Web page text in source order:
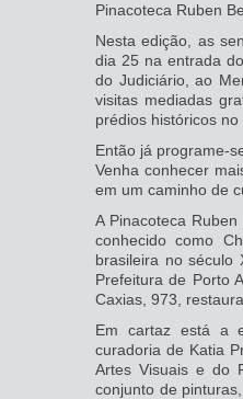
Pinacoteca Ruben
Nesta edição, as
dia 25 na entrada
do Judiciário, ao
visitas mediadas
prédios históricos
Então já programe-
Venha conhecer
em um caminho de
A Pinacoteca
conhecido como
brasileira no século
Prefeitura de Porto
Caxias, 973,
Em cartaz está a
curadoria de Katia
Artes Visuais e do
conjunto de